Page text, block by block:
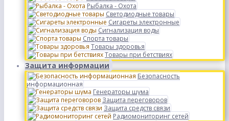
Рыбалка - Охота
Светодиодные товары
Сигареты электронные
Сигнализация воды
Спорта товары
Товары здоровья
Товары при бетствиях
Защита информации
Безопасность
информационная
Генераторы шума
Защита переговоров
Защита средств связи
Радиомониторинг сетей